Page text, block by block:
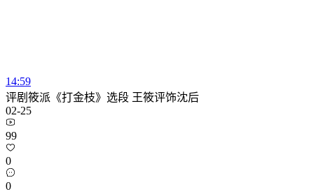
14:59
评剧筱派《打金枝》选段 王筱评饰沈后
02-25
99
0
0